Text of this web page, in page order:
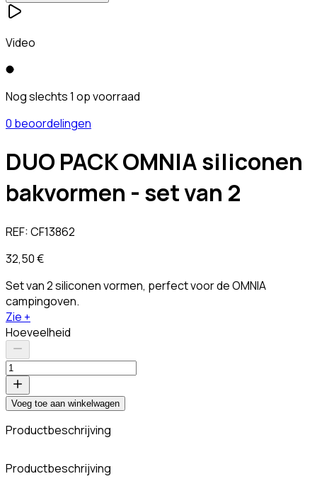
Video
Nog slechts 1 op voorraad
0 beoordelingen
DUO PACK OMNIA siliconen
bakvormen - set van 2
REF:CF13862
32,50 €
Set van 2 siliconen vormen, perfect voor de OMNIA
campingoven.
Zie +
Hoeveelheid
Voeg toe aan winkelwagen
Productbeschrijving
Productbeschrijving